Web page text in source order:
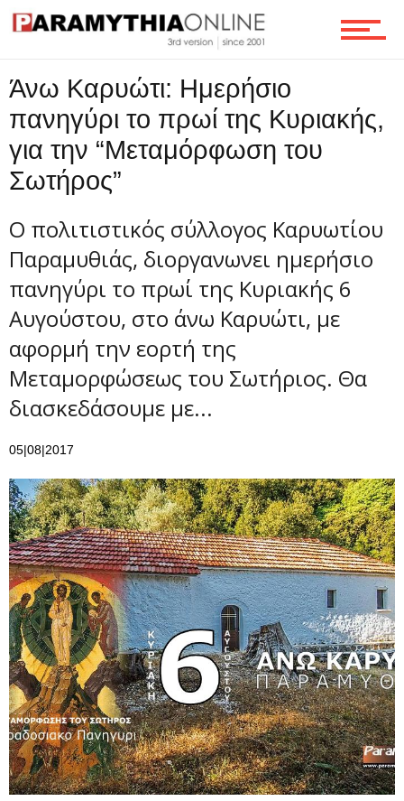
Ροή
Άνω Καρυώτι: Ημερήσιο
πανηγύρι το πρωί της Κυριακής,
για την “Μεταμόρφωση του
Σωτήρος”
Ο πολιτιστικός σύλλογος Καρυωτίου
Παραμυθιάς, διοργανωνει ημερήσιο
πανηγύρι το πρωί της Κυριακής 6
Αυγούστου, στο άνω Καρυώτι, με
αφορμή την εορτή της
Μεταμορφώσεως του Σωτήριος. Θα
διασκεδάσουμε με...
05|08|2017